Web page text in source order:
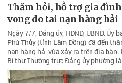
Thăm hỏi, hỗ trợ gia
vong do tai nạn hàng hải
Ngày 7/7, Đảng ủy, HĐND, UBND, Ủy
Phú Thủy (tỉnh Lâm Đồng) đã đến
nạn hàng hải vừa xảy ra trên địa
Bí thư Thường trực Đảng ủy phường